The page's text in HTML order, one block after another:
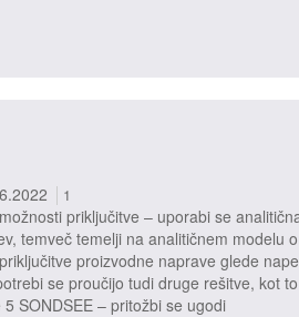
1
priključitve – uporabi se
temveč temelji na analitičnem modelu
proizvodne naprave glede
se proučijo tudi druge rešitve, kot
SONDSEE – pritožbi se ugodi